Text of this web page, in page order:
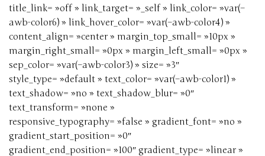
title_link= »off » link_target= »_self » link_color= »var(–
awb-color6) » link_hover_color= »var(–awb-color4) »
content_align= »center » margin_top_small= »10px »
margin_right_small= »0px » margin_left_small= »0px »
sep_color= »var(–awb-color3) » size= »3″
style_type= »default » text_color= »var(–awb-color1) »
text_shadow= »no » text_shadow_blur= »0″
text_transform= »none »
responsive_typography= »false » gradient_font= »no »
gradient_start_position= »0″
gradient_end_position= »100″ gradient_type= »linear »